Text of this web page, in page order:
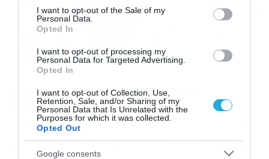
consent section.
I want to opt-out of the Sale of my
Personal Data.
Opted In
I want to opt-out of processing my
Personal Data for Targeted Advertising.
Opted In
I want to opt-out of Collection, Use,
Retention, Sale, and/or Sharing of my
Personal Data that Is Unrelated with the
Purposes for which it was collected.
Opted Out
Google consents
25/03/2014 03:51
Μεντής: Μαθηματικά ελπίζει το
Σιδηρόκαστρο
Για τη δύσκολη βαθμολογική θέση του Εθνικού, πριν τα
ματς με Αγροτικό Αστέρα-Πανσερραϊκό μίλησε ο νεαρός